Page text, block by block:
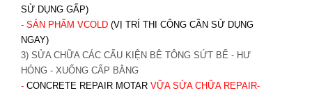
SỬ DỤNG GẤP)
- SẢN PHẨM VCOLD (VỊ TRÍ THI CÔNG CẦN SỬ DỤNG
NGAY)
3) SỬA CHỮA CÁC CẤU KIỆN BÊ TÔNG SỨT BỂ - HƯ
HỎNG - XUỐNG CẤP BẰNG
- CONCRETE REPAIR MOTAR VỮA SỬA CHỮA REPAIR-